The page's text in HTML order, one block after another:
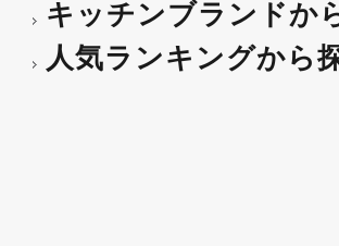
キッチンブランドか
人気ランキングから
カネスズセラミ